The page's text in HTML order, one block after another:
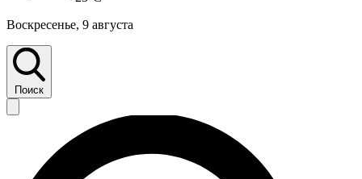
Воскресенье, 9 августа
Поиск